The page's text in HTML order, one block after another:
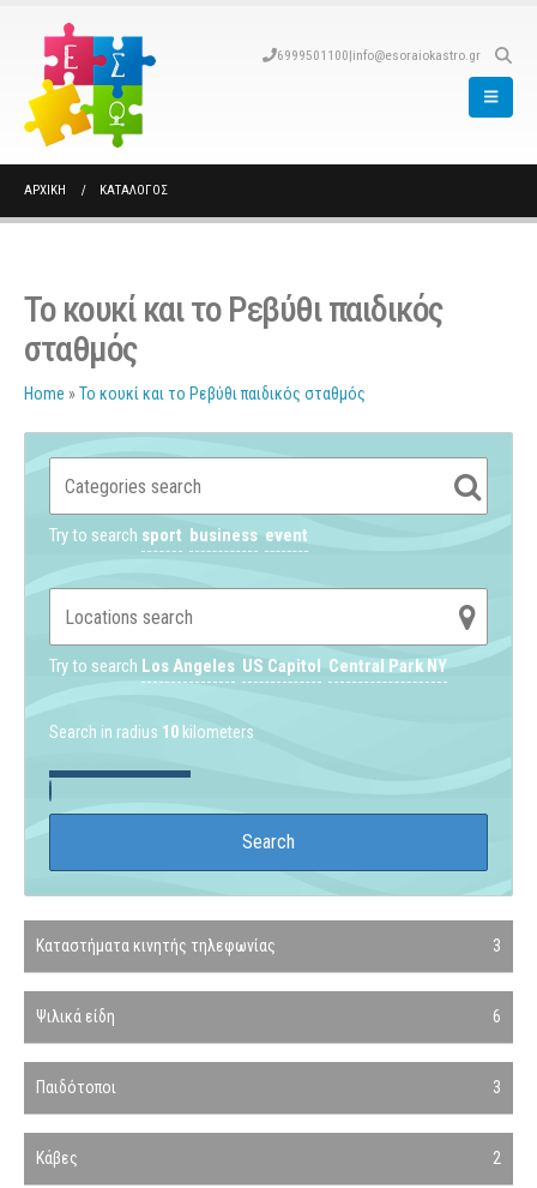
6999501100|info@esoraiokastro.gr
ΑΡΧΙΚΉ ΚΑΤΆΛΟΓΟΣ
Το κουκί και το Ρεβύθι παιδικός
σταθμός
Home »Το κουκί και το Ρεβύθι παιδικός σταθμός
Try to search sport business event
Try to search Los Angeles US Capitol Central Park NY
Search in radius 10 kilometers
Καταστήματα κινητής τηλεφωνίας 3
Ψιλικά είδη 6
Παιδότοποι 3
Κάβες 2